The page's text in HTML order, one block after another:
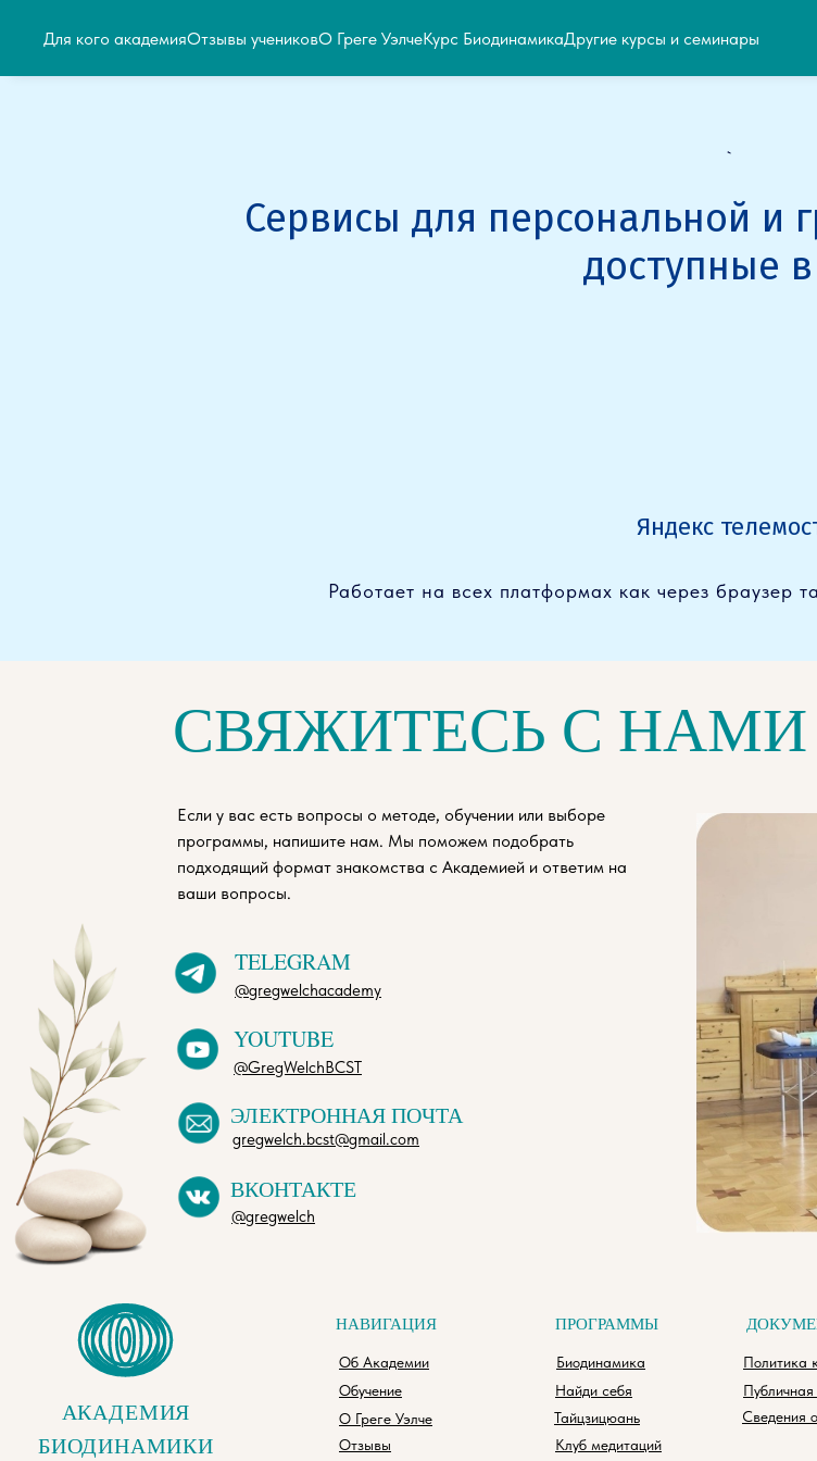
Для кого академияОтзывы учениковО Греге УэлчеКурс БиодинамикаДругие курсы и семинары
`
Сервисы для персональной и
доступные
Яндекс
Работает на всех платформах как через браузер
СВЯЖИТЕСЬ С НАМИ
Если у вас есть вопросы о методе, обучении или выборе
программы, напишите нам. Мы поможем подобрать
подходящий формат знакомства с Академией и ответим на
ваши вопросы.
TELEGRAM
YOUTUBE
ВКОНТАКТЕ
ЭЛЕКТРОННАЯ ПОЧТА
ПРОГРАММЫ
НАВИГАЦИЯ
Отзывы
О Греге Уэлче
Обучение
Тайцзицюань
Политика
Клуб медитаций
Найди себя
Биодинамика
Об Академии
gregwelch.bcst@gmail.com
@GregWelchBCST
@gregwelchacademy
@gregwelch
Сведения